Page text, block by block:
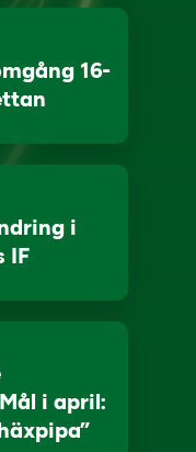
16-
i
IF
i april: